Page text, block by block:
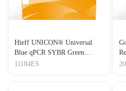
Hieff UNICON® Universal
Blue qPCR SYBR Green
Master Mix
11184ES